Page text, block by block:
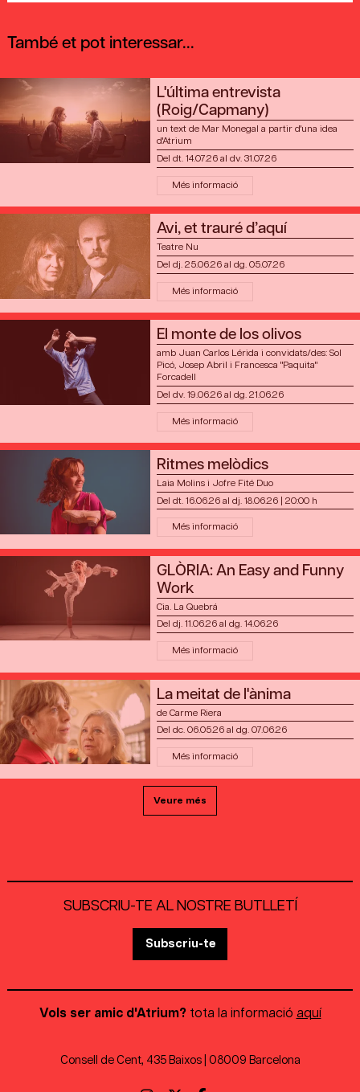
També et pot interessar...
L'última entrevista
(Roig/Capmany)
un text de Mar Monegal a partir d'una idea
d'Atrium
Del dt. 14.07.26al dv. 31.07.26
Més informació
Avi, et trauré d’aquí
Teatre Nu
Del dj. 25.06.26al dg. 05.07.26
Més informació
El monte de los olivos
amb Juan Carlos Lérida i convidats/des: Sol
Picó, Josep Abril i Francesca "Paquita"
Forcadell
Del dv. 19.06.26al dg. 21.06.26
Més informació
Ritmes melòdics
Laia Molins i Jofre Fité Duo
Del dt. 16.06.26al dj. 18.06.26| 20:00 h
Més informació
GLÒRIA: An Easy and Funny
Work
Cia. La Quebrá
Del dj. 11.06.26al dg. 14.06.26
Més informació
La meitat de l'ànima
de Carme Riera
Del dc. 06.05.26al dg. 07.06.26
Més informació
Veure més
SUBSCRIU-TE AL NOSTRE BUTLLETÍ
Subscriu-te
Vols ser amic d'Atrium?tota la informació aquí
Consell de Cent, 435 Baixos | 08009 Barcelona